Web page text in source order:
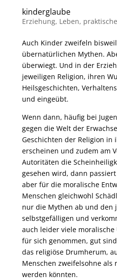
kinderglaube
Erziehung, Leben,
Auch Kinder zweifeln
übernatürlichen Mythen.
überwiegt. Und in der
jeweiligen Religion, ihren
Heilsgeschichten,
und eingeübt.
Wenn dann, häufig bei
gegen die Welt der
Geschichten der Religion
erscheinen und zudem am
Autoritäten die
gesehen wird, dann
aber für die moralische
Menschen gleichwohl
nur die Mythen ab und den
selbstgefälligen und
auch leider viele
für sich genommen, gut
das religiöse Drumherum,
Menschen zweifelsohne
werden könnten.